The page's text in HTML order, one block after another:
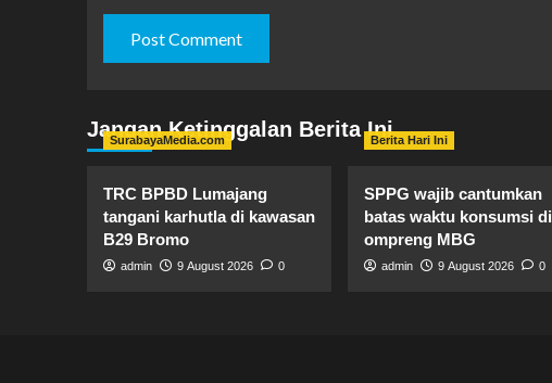
Jangan Ketinggalan Berita Ini
SurabayaMedia.com
TRC BPBD Lumajang
tangani karhutla di kawasan
B29 Bromo
admin 9 August 2026 0
Berita Hari Ini
SPPG wajib cantumkan
batas waktu konsumsi di
ompreng MBG
admin 9 August 2026 0